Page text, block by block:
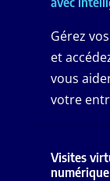
Gérez
et
vous
votre
Visites